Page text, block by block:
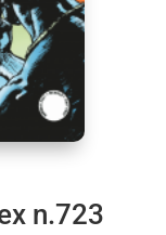
n.723